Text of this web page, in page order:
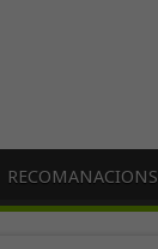
RECOMANACIONS